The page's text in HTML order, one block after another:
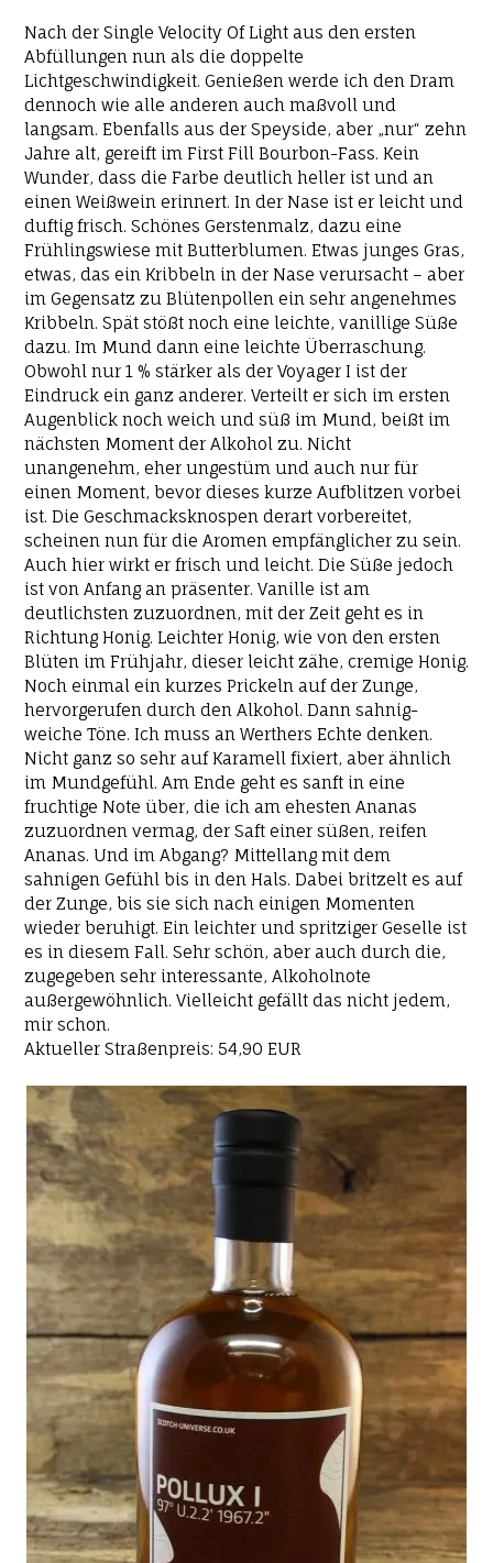
Nach der Single Velocity Of Light aus den ersten
Abfüllungen nun als die doppelte
Lichtgeschwindigkeit. Genießen werde ich den Dram
dennoch wie alle anderen auch maßvoll und
langsam. Ebenfalls aus der Speyside, aber „nur“ zehn
Jahre alt, gereift im First Fill Bourbon-Fass. Kein
Wunder, dass die Farbe deutlich heller ist und an
einen Weißwein erinnert. In der Nase ist er leicht und
duftig frisch. Schönes Gerstenmalz, dazu eine
Frühlingswiese mit Butterblumen. Etwas junges Gras,
etwas, das ein Kribbeln in der Nase verursacht – aber
im Gegensatz zu Blütenpollen ein sehr angenehmes
Kribbeln. Spät stößt noch eine leichte, vanillige Süße
dazu. Im Mund dann eine leichte Überraschung.
Obwohl nur 1 % stärker als der Voyager I ist der
Eindruck ein ganz anderer. Verteilt er sich im ersten
Augenblick noch weich und süß im Mund, beißt im
nächsten Moment der Alkohol zu. Nicht
unangenehm, eher ungestüm und auch nur für
einen Moment, bevor dieses kurze Aufblitzen vorbei
ist. Die Geschmacksknospen derart vorbereitet,
scheinen nun für die Aromen empfänglicher zu sein.
Auch hier wirkt er frisch und leicht. Die Süße jedoch
ist von Anfang an präsenter. Vanille ist am
deutlichsten zuzuordnen, mit der Zeit geht es in
Richtung Honig. Leichter Honig, wie von den ersten
Blüten im Frühjahr, dieser leicht zähe, cremige Honig.
Noch einmal ein kurzes Prickeln auf der Zunge,
hervorgerufen durch den Alkohol. Dann sahnig-
weiche Töne. Ich muss an Werthers Echte denken.
Nicht ganz so sehr auf Karamell fixiert, aber ähnlich
im Mundgefühl. Am Ende geht es sanft in eine
fruchtige Note über, die ich am ehesten Ananas
zuzuordnen vermag, der Saft einer süßen, reifen
Ananas. Und im Abgang? Mittellang mit dem
sahnigen Gefühl bis in den Hals. Dabei britzelt es auf
der Zunge, bis sie sich nach einigen Momenten
wieder beruhigt. Ein leichter und spritziger Geselle ist
es in diesem Fall. Sehr schön, aber auch durch die,
zugegeben sehr interessante, Alkoholnote
außergewöhnlich. Vielleicht gefällt das nicht jedem,
mir schon.
Aktueller Straßenpreis: 54,90 EUR